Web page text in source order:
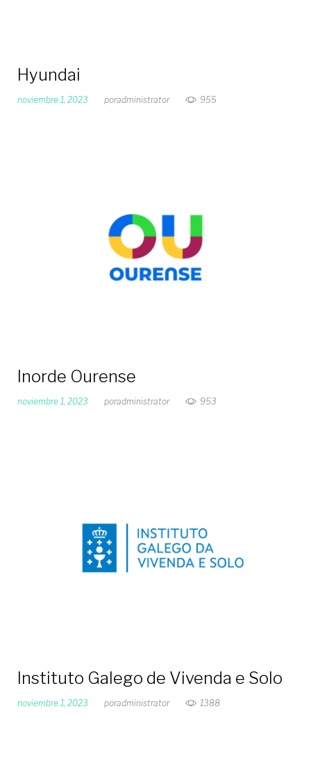
Hyundai
noviembre 1, 2023 poradministrator 955
Inorde Ourense
noviembre 1, 2023 poradministrator 953
Instituto Galego de Vivenda e Solo
noviembre 1, 2023 poradministrator 1388